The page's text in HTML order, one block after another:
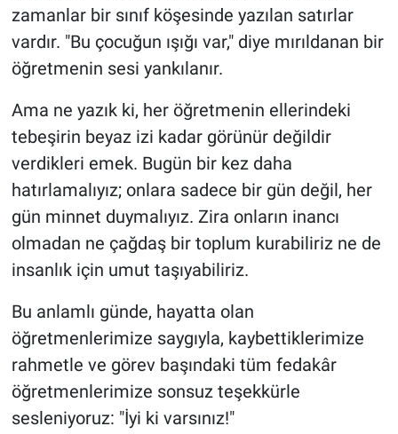
zamanlar bir sınıf köşesinde yazılan satırlar
vardır. "Bu çocuğun ışığı var," diye mırıldanan bir
öğretmenin sesi yankılanır.
Ama ne yazık ki, her öğretmenin ellerindeki
tebeşirin beyaz izi kadar görünür değildir
verdikleri emek. Bugün bir kez daha
hatırlamalıyız; onlara sadece bir gün değil, her
gün minnet duymalıyız. Zira onların inancı
olmadan ne çağdaş bir toplum kurabiliriz ne de
insanlık için umut taşıyabiliriz.
Bu anlamlı günde, hayatta olan
öğretmenlerimize saygıyla, kaybettiklerimize
rahmetle ve görev başındaki tüm fedakâr
öğretmenlerimize sonsuz teşekkürle
sesleniyoruz: "İyi ki varsınız!"